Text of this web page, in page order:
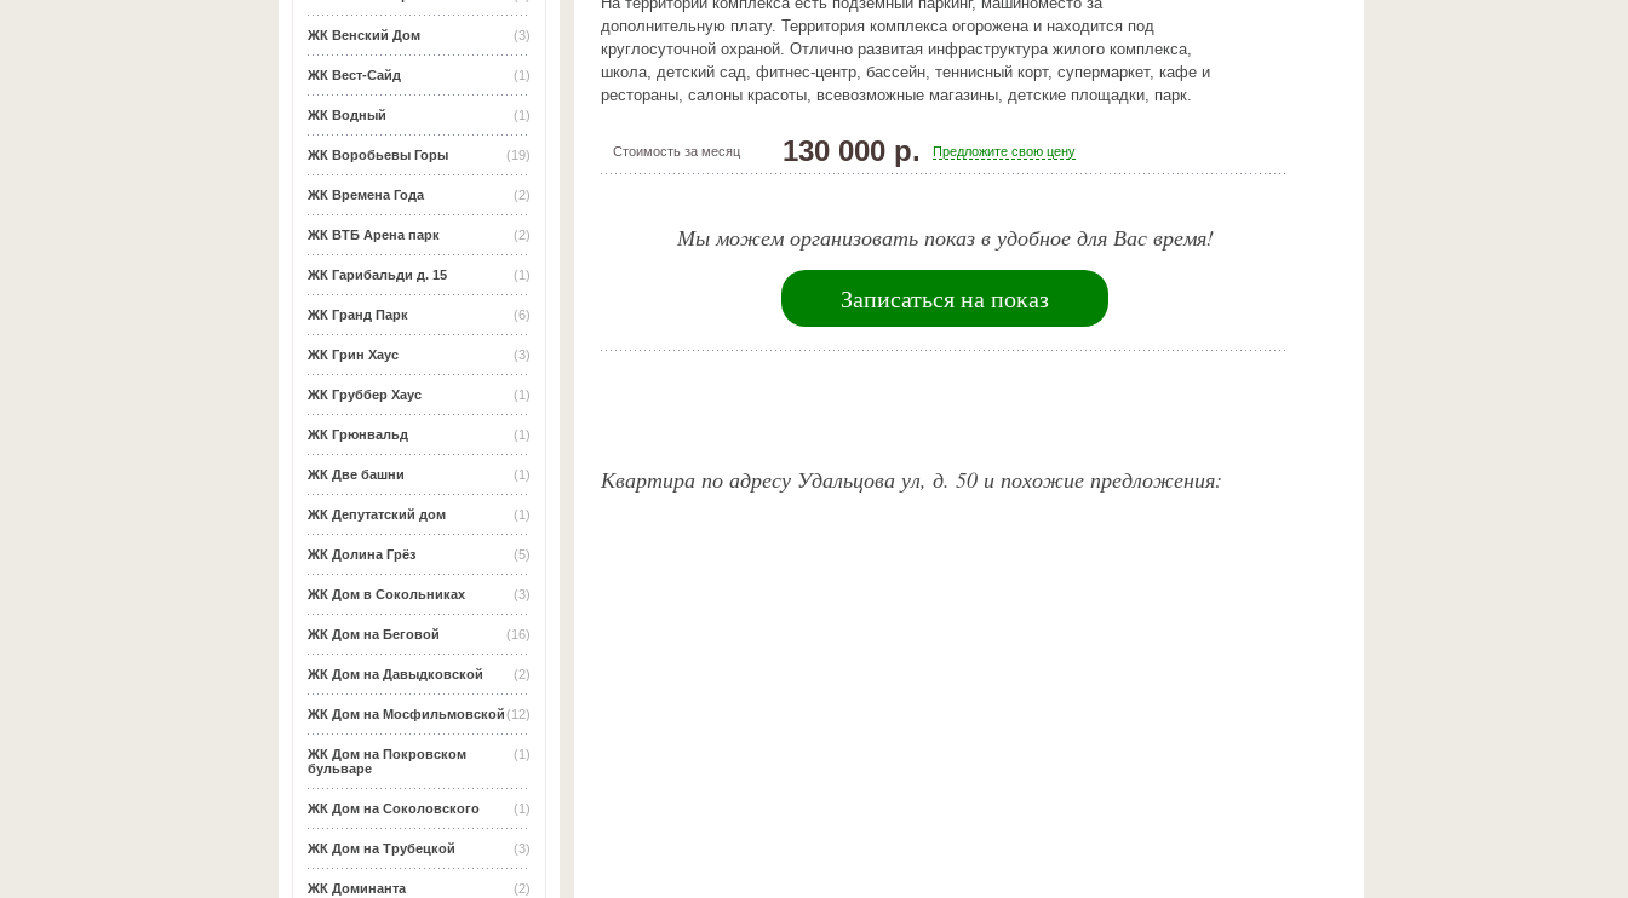
(3)
ЖК Венский Дом
(1)
ЖК Вест-Сайд
(1)
ЖК Водный
(19)
ЖК Воробьевы Горы
(2)
ЖК Времена Года
(2)
ЖК ВТБ Арена парк
(1)
ЖК Гарибальди д. 15
(6)
ЖК Гранд Парк
(3)
ЖК Грин Хаус
(1)
ЖК Груббер Хаус
(1)
ЖК Грюнвальд
(1)
ЖК Две башни
(1)
ЖК Депутатский дом
(5)
ЖК Долина Грёз
(3)
ЖК Дом в Сокольниках
(16)
ЖК Дом на Беговой
(2)
ЖК Дом на Давыдковской
(12)
ЖК Дом на Мосфильмовской
(1)
ЖК Дом на Покровском
бульваре
(1)
ЖК Дом на Соколовского
(3)
ЖК Дом на Трубецкой
(2)
ЖК Доминанта
дополнительную плату. Территория комплекса огорожена и находится под
круглосуточной охраной. Отлично развитая инфраструктура жилого комплекса,
школа, детский сад, фитнес-центр, бассейн, теннисный корт, супермаркет, кафе и
рестораны, салоны красоты, всевозможные магазины, детские площадки, парк.
Стоимость за месяц 130 000 р. Предложите свою цену
Мы можем организовать показ в удобное для Вас время!
Записаться на показ
Квартира по адресу Удальцова ул, д. 50 и похожие предложения: